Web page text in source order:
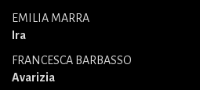
EMILIA MARRA
Ira
FRANCESCA BARBASSO
Avarizia